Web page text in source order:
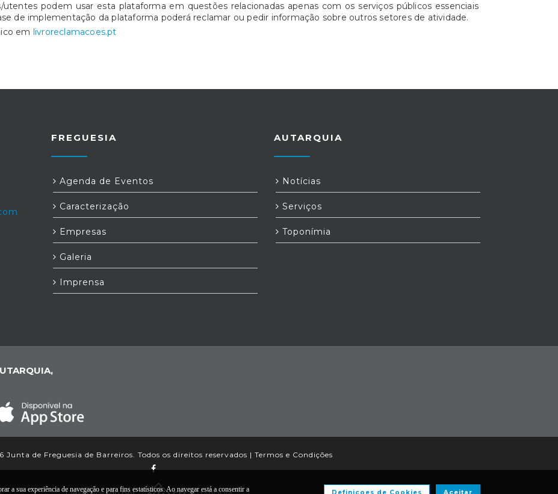
podem usar esta plataforma em questões relacionadas apenas com os serviços públicos essenciais
de implementação da plataforma poderá reclamar ou pedir informação sobre outros setores de atividade.
em livroreclamacoes.pt
FREGUESIA
Agenda de Eventos
Caracterização
Empresas
Galeria
Imprensa
AUTARQUIA
Notícias
Serviços
Toponímia
Junta de Freguesia de Barreiros. Todos os direitos reservados | Termos e Condições
a sua experiência de navegação e para fins estatísticos. Ao navegar está a consentir a